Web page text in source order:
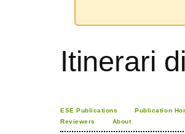
Itinerari
ESE Publications Publication
Reviewers
About